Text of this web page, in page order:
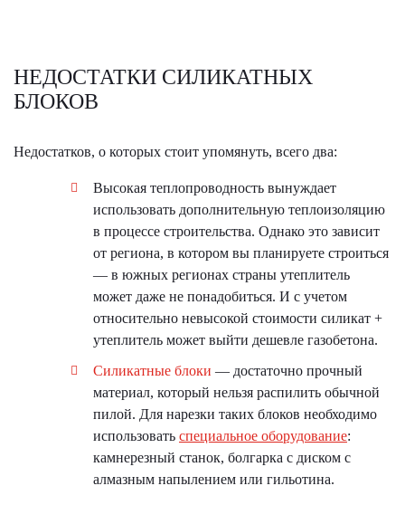
НЕДОСТАТКИ СИЛИКАТНЫХ
БЛОКОВ
Недостатков, о которых стоит упомянуть, всего два:
Высокая теплопроводность вынуждает
использовать дополнительную теплоизоляцию
в процессе строительства. Однако это зависит
от региона, в котором вы планируете строиться
— в южных регионах страны утеплитель
может даже не понадобиться. И с учетом
относительно невысокой стоимости силикат +
утеплитель может выйти дешевле газобетона.
Силикатные блоки — достаточно прочный
материал, который нельзя распилить обычной
пилой. Для нарезки таких блоков необходимо
использовать специальное оборудование:
камнерезный станок, болгарка с диском с
алмазным напылением или гильотина.